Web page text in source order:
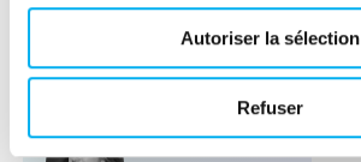
Autoriser la sélection
Refuser
Publié par
Clara Bachelet